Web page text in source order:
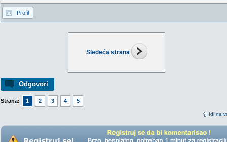
Sledeća strana
Odgovori
Strana: 1 2 3 4 5
Idi na
Profil